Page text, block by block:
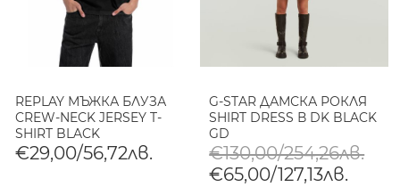
REPLAY МЪЖКА БЛУЗА
CREW-NECK JERSEY T-
SHIRT BLACK
€29,00/56,72лв.
G-STAR ДАМСКА РОКЛЯ
SHIRT DRESS В DK BLACK
GD
€130,00/254,26лв.
€65,00/127,13лв.